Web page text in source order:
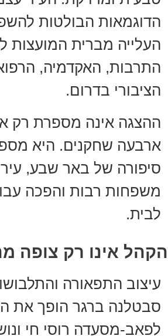
הדוגמאות הבולטות
העלייה מברית המועצות
התרבות, האקדמיה,
הציבורי בדרום.
ההצגה אינה מספרת רק
ארבעה שחקנים. היא
סיפורה של באר שבע,
משפחות רבות והפכה
לבית.
הקהל אינו רק צופה
עיצוב התפאורה
סבטלנה ברגר הופך את
לפאב-מסעדה רוסי חי